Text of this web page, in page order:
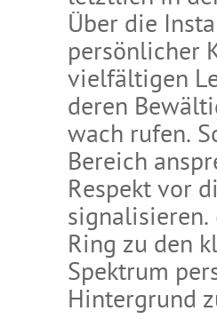
Über die
persönlicher
vielfältigen
deren
wach rufen.
Bereich
Respekt vor
signalisieren.
Ring zu den
Spektrum
Hintergrund